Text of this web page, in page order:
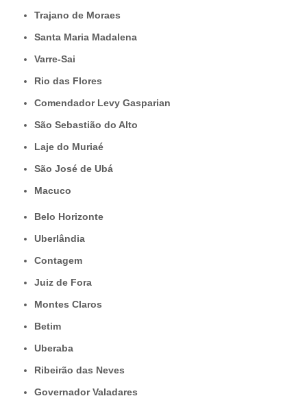
Trajano de Moraes
Santa Maria Madalena
Varre-Sai
Rio das Flores
Comendador Levy Gasparian
São Sebastião do Alto
Laje do Muriaé
São José de Ubá
Macuco
Belo Horizonte
Uberlândia
Contagem
Juiz de Fora
Montes Claros
Betim
Uberaba
Ribeirão das Neves
Governador Valadares